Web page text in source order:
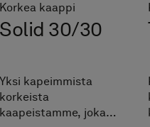
Korkea kaappi
Solid 30/30
Yksi kapeimmista
korkeista
kaapeistamme, joka